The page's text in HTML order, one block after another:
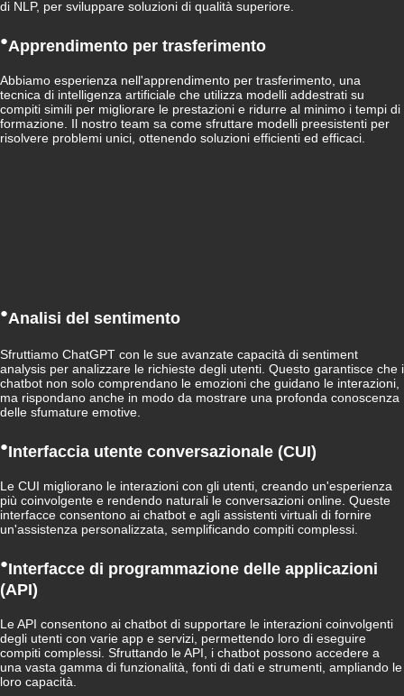
di NLP, per sviluppare soluzioni di qualità superiore.
●Apprendimento per trasferimento
Abbiamo esperienza nell'apprendimento per trasferimento, una
tecnica di intelligenza artificiale che utilizza modelli addestrati su
compiti simili per migliorare le prestazioni e ridurre al minimo i tempi di
formazione. Il nostro team sa come sfruttare modelli preesistenti per
risolvere problemi unici, ottenendo soluzioni efficienti ed efficaci.
●Analisi del sentimento
Sfruttiamo ChatGPT con le sue avanzate capacità di sentiment
analysis per analizzare le richieste degli utenti. Questo garantisce che i
chatbot non solo comprendano le emozioni che guidano le interazioni,
ma rispondano anche in modo da mostrare una profonda conoscenza
delle sfumature emotive.
●Interfaccia utente conversazionale (CUI)
Le CUI migliorano le interazioni con gli utenti, creando un'esperienza
più coinvolgente e rendendo naturali le conversazioni online. Queste
interfacce consentono ai chatbot e agli assistenti virtuali di fornire
un'assistenza personalizzata, semplificando compiti complessi.
●Interfacce di programmazione delle applicazioni
(API)
Le API consentono ai chatbot di supportare le interazioni coinvolgenti
degli utenti con varie app e servizi, permettendo loro di eseguire
compiti complessi. Sfruttando le API, i chatbot possono accedere a
una vasta gamma di funzionalità, fonti di dati e strumenti, ampliando le
loro capacità.